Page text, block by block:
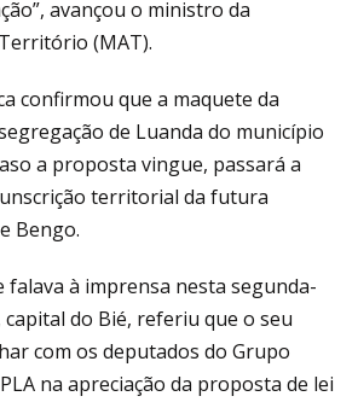
avançou o ministro da
(MAT).
confirmou que a maquete da
de Luanda do município
a proposta vingue, passará a
territorial da futura
Bengo.
falava à imprensa nesta segunda-
do Bié, referiu que o seu
com os deputados do Grupo
na apreciação da proposta de lei